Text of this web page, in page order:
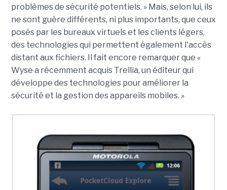
problèmes de sécurité potentiels. » Mais, selon lui, ils
ne sont guère différents, ni plus importants, que ceux
posés par les bureaux virtuels et les clients légers,
des technologies qui permettent également l'accès
distant aux fichiers. Il fait encore remarquer que «
Wyse a récemment acquis Trellia, un éditeur qui
développe des technologies pour améliorer la
sécurité et la gestion des appareils mobiles. »